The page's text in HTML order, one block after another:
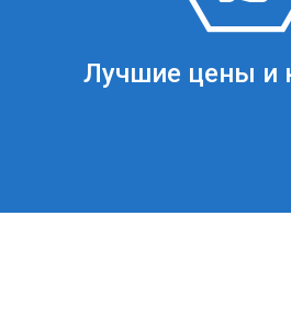
Лучшие цены и